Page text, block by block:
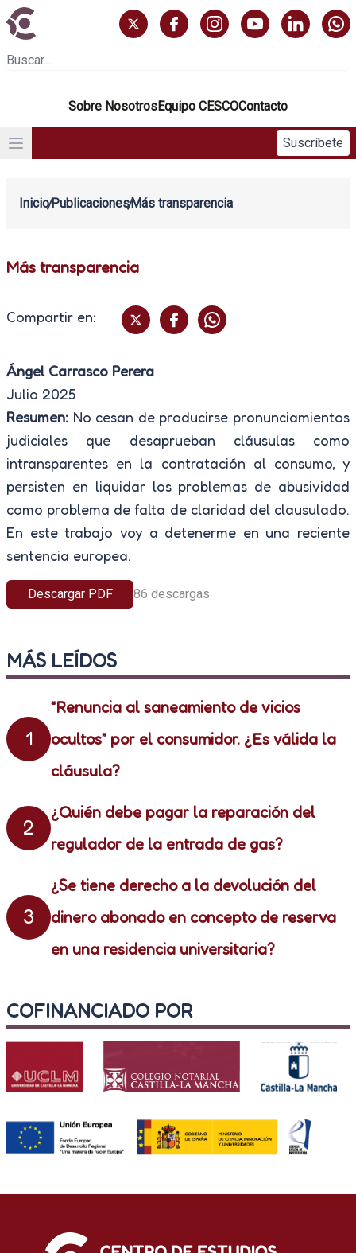
Sobre NosotrosEquipo CESCOContacto
Suscríbete
InicioPublicacionesMás transparencia
Más transparencia
Compartir en:
Ángel Carrasco Perera
Julio 2025
Resumen: No cesan de producirse pronunciamientos
judiciales que desaprueban cláusulas como
intransparentes en la contratación al consumo, y
persisten en liquidar los problemas de abusividad
como problema de falta de claridad del clausulado.
En este trabajo voy a detenerme en una reciente
sentencia europea.
Descargar PDF 86 descargas
MÁS LEÍDOS
1
“Renuncia al saneamiento de vicios
ocultos” por el consumidor. ¿Es válida la
cláusula?
2
¿Quién debe pagar la reparación del
regulador de la entrada de gas?
3
¿Se tiene derecho a la devolución del
dinero abonado en concepto de reserva
en una residencia universitaria?
COFINANCIADO POR